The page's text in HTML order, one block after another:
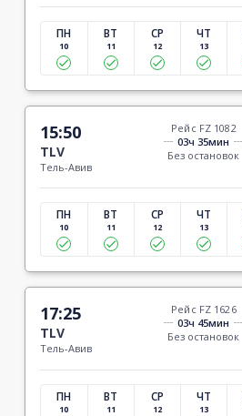
ПН
10
ВТ
11
СР
12
ЧТ
13
15:50
TLV
Тель-Авив
Рейс FZ 1082
03ч 35мин
Без остановок
ПН
10
ВТ
11
СР
12
ЧТ
13
17:25
TLV
Тель-Авив
Рейс FZ 1626
03ч 45мин
Без остановок
ПН
10
ВТ
11
СР
12
ЧТ
13